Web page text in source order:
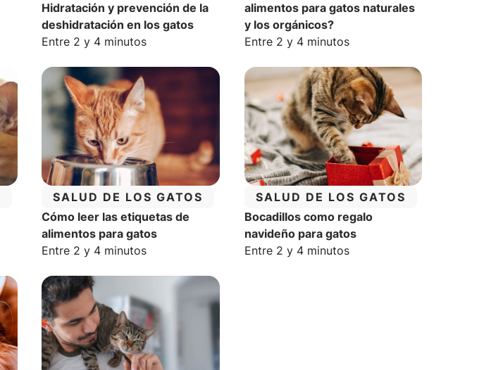
Hidratación y prevención de la
deshidratación en los gatos
Tiempo estimado de lectura:
Entre 2 y 4 minutos
alimentos para gatos naturales
y los orgánicos?
Tiempo estimado de lectura:
Entre 2 y 4 minutos
CATEGORÍA:
SALUD DE LOS GATOS
Cómo leer las etiquetas de
alimentos para gatos
Tiempo estimado de lectura:
Entre 2 y 4 minutos
CATEGORÍA:
SALUD DE LOS GATOS
Bocadillos como regalo
navideño para gatos
Tiempo estimado de lectura:
Entre 2 y 4 minutos